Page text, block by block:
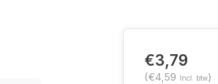
€3,79
(€4,59 Incl. btw)